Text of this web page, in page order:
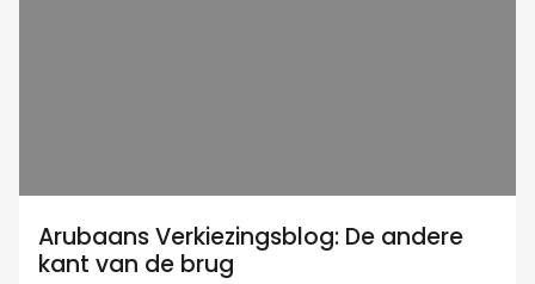
Arubaans Verkiezingsblog: De andere
kant van de brug